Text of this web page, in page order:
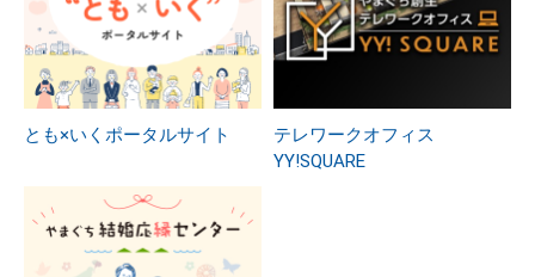
とも×いくポータルサイト
テレワークオフィス
YY!SQUARE